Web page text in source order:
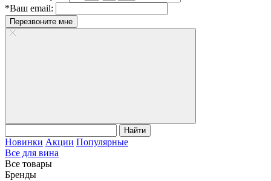
*Ваш email:
Перезвоните мне
Найти
Новинки Акции Популярные
Все для вина
Все товары
Бренды